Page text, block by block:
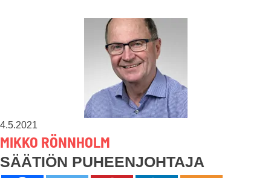
4.5.2021
MIKKO RÖNNHOLM
SÄÄTIÖN PUHEENJOHTAJA